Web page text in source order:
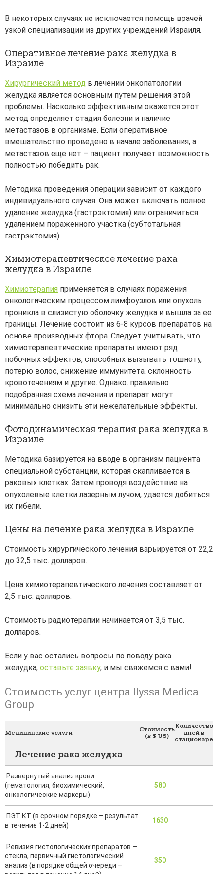
В некоторых случаях не исключается помощь врачей
узкой специализации из других учреждений Израиля.
Оперативное лечение рака желудка в
Израиле
Хирургический метод в лечении онкопатологии
желудка является основным путем решения этой
проблемы. Насколько эффективным окажется этот
метод определяет стадия болезни и наличие
метастазов в организме. Если оперативное
вмешательство проведено в начале заболевания, а
метастазов еще нет – пациент получает возможность
полностью победить рак.
Методика проведения операции зависит от каждого
индивидуального случая. Она может включать полное
удаление желудка (гастрэктомия) или ограничиться
удалением пораженного участка (субтотальная
гастрэктомия).
Химиотерапевтическое лечение рака
желудка в Израиле
Химиотерапия применяется в случаях поражения
онкологическим процессом лимфоузлов или опухоль
проникла в слизистую оболочку желудка и вышла за ее
границы. Лечение состоит из 6-8 курсов препаратов на
основе производных фтора. Следует учитывать, что
химиотерапевтические препараты имеют ряд
побочных эффектов, способных вызывать тошноту,
потерю волос, снижение иммунитета, склонность
кровотечениям и другие. Однако, правильно
подобранная схема лечения и препарат могут
минимально снизить эти нежелательные эффекты.
Фотодинамическая терапия рака желудка в
Израиле
Методика базируется на вводе в организм пациента
специальной субстанции, которая скапливается в
раковых клетках. Затем проводя воздействие на
опухолевые клетки лазерным лучом, удается добиться
их гибели.
Цены на лечение рака желудка в Израиле
Стоимость хирургического лечения варьируется от 22,2
до 32,5 тыс. долларов.
Цена химиотерапевтического лечения составляет от
2,5 тыс. долларов.
Стоимость радиотерапии начинается от 3,5 тыс.
долларов.
Если у вас остались вопросы по поводу рака
желудка, оставьте заявку, и мы свяжемся с вами!
Стоимость услуг центра Ilyssa Medical
Group
Медицинские услуги
Стоимость
(в $ US)
Количество
дней в
стационаре
Лечение рака желудка
Развернутый анализ крови
(гематология, биохимический,
онкологические маркеры)
580
ПЭТ КТ (в срочном порядке – результат
в течение 1-2 дней)
1630
Ревизия гистологических препаратов —
стекла, первичный гистологический
анализ (в порядке общей очереди –
350